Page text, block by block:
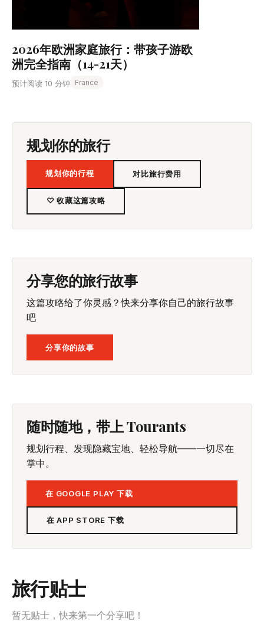
2026年欧洲家庭旅行：带孩子游欧
洲完全指南（14-21天）
预计阅读 10 分钟 France
规划你的旅行
规划你的行程 对比旅行费用
♡ 收藏这篇攻略
分享您的旅行故事
这篇攻略给了你灵感？快来分享你自己的旅行故事
吧
分享你的故事
随时随地，带上 Tourants
规划行程、发现隐藏宝地、轻松导航——一切尽在
掌中。
在 GOOGLE PLAY 下载
在 APP STORE 下载
旅行贴士
暂无贴士，快来第一个分享吧！